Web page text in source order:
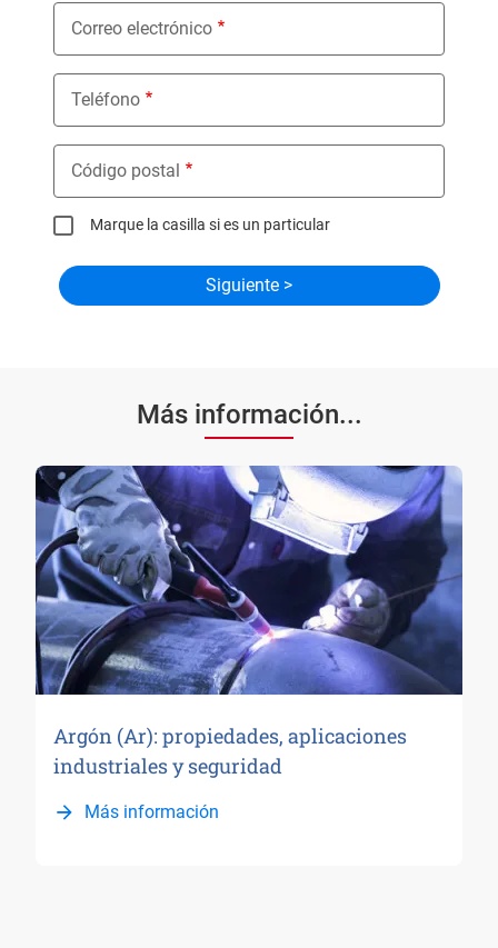
Correo electrónico
Teléfono
Código postal
Marque la casilla si es un particular
Más información...
Argón (Ar): propiedades, aplicaciones
industriales y seguridad
Más información